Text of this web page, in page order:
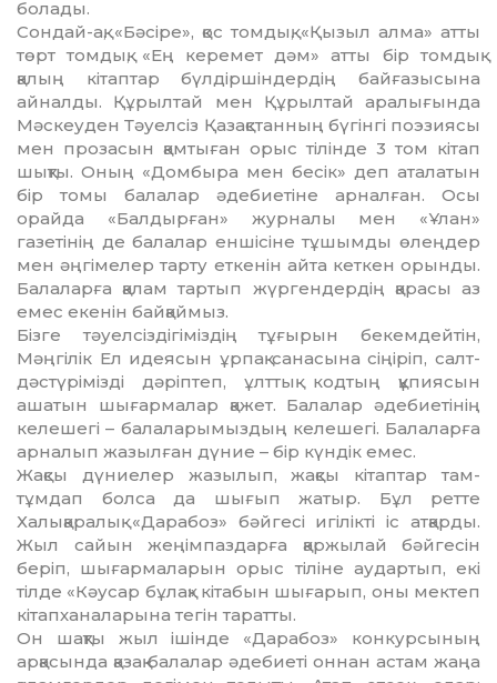
болады.
Сондай-ақ, «Бәсіре», қос томдық, «Қызыл ал­ма» атты
төрт томдық, «Ең керемет дәм» атты бір томдық
қалың кітаптар бүлдіршіндердің байғазысына
айналды. Құрылтай мен Құрылтай аралығында
Мәскеуден Тәуелсіз Қазақстанның бүгінгі поэзиясы
мен прозасын қамтыған орыс тілінде 3 том кітап
шықты. Оның «Домбыра мен бесік» деп аталатын
бір томы балалар әдебиетіне арналған. Осы
орайда «Балдырған» журналы мен «Ұлан»
газетінің де балалар еншісіне тұшымды өлеңдер
мен әңгімелер тарту еткенін айта кеткен орынды.
Балаларға қалам тартып жүргендердің қарасы аз
емес екенін байқаймыз.
Бізге тәуелсіздігіміздің тұғырын бекемдейтін,
Мәңгілік Ел идеясын ұрпақ санасына сіңіріп, салт-
дәстүрімізді дәріптеп, ұлттық кодтың құ­пия­сын
ашатын шығармалар қажет. Балалар әде­биетінің
келешегі – балаларымыздың келешегі. Балаларға
арналып жазылған дүние – бір күндік емес.
Жақсы дүниелер жазылып, жақсы кітаптар там-
тұмдап болса да шығып жатыр. Бұл ретте
Халықаралық «Дарабоз» бәйгесі игілікті іс ат­қарды.
Жыл сайын жеңімпаздарға қаржылай бәй­гесін
беріп, шығармаларын орыс тіліне ау­дартып, екі
тілде «Кәусар бұлақ» кітабын шыға­рып, оны мектеп
кітапханаларына тегін тарат­ты.
Он шақты жыл ішінде «Дарабоз» конкур­сы­ның
арқасында қазақ балалар әдебиеті оннан астам жаңа